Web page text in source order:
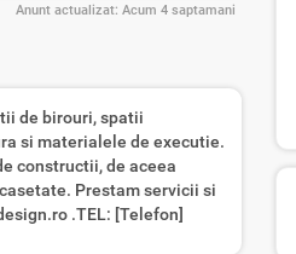
Anunt actualizat: Acum 4 saptamani
de birouri, spatii
si materialele de executie.
constructii, de aceea
Prestam servicii si
.TEL: [Telefon]